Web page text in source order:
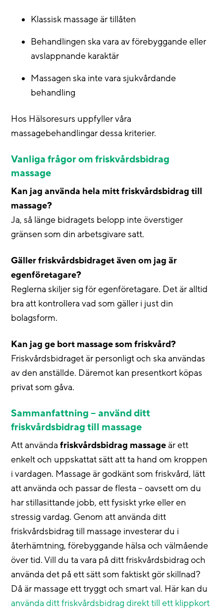
Klassisk massage är tillåten
Behandlingen ska vara av förebyggande eller
avslappnande karaktär
Massagen ska inte vara sjukvårdande
behandling
Hos Hälsoresurs uppfyller våra
massagebehandlingar dessa kriterier.
Vanliga frågor om friskvårdsbidrag
massage
Kan jag använda hela mitt friskvårdsbidrag till
massage?
Ja, så länge bidragets belopp inte överstiger
gränsen som din arbetsgivare satt.
Gäller friskvårdsbidraget även om jag är
egenföretagare?
Reglerna skiljer sig för egenföretagare. Det är alltid
bra att kontrollera vad som gäller i just din
bolagsform.
Kan jag ge bort massage som friskvård?
Friskvårdsbidraget är personligt och ska användas
av den anställde. Däremot kan presentkort köpas
privat som gåva.
Sammanfattning – använd ditt
friskvårdsbidrag till massage
Att användafriskvårdsbidrag massageär ett
enkelt och uppskattat sätt att ta hand om kroppen
i vardagen. Massage är godkänt som friskvård, lätt
att använda och passar de flesta – oavsett om du
har stillasittande jobb, ett fysiskt yrke eller en
stressig vardag. Genom att använda ditt
friskvårdsbidrag till massage investerar du i
återhämtning, förebyggande hälsa och välmående
över tid. Vill du ta vara på ditt friskvårdsbidrag och
använda det på ett sätt som faktiskt gör skillnad?
Då är massage ett tryggt och smart val. Här kan du
använda ditt friskvårdsbidrag direkt till ett klippkort